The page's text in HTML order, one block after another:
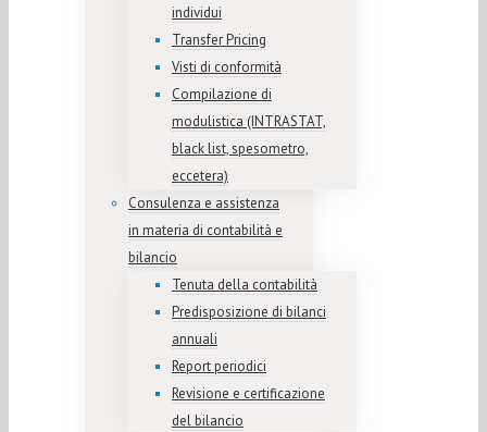
individui
Transfer Pricing
Visti di conformità
Compilazione di
modulistica (INTRASTAT,
black list, spesometro,
eccetera)
Consulenza e assistenza
in materia di contabilità e
bilancio
Tenuta della contabilità
Predisposizione di bilanci
annuali
Report periodici
Revisione e certificazione
del bilancio